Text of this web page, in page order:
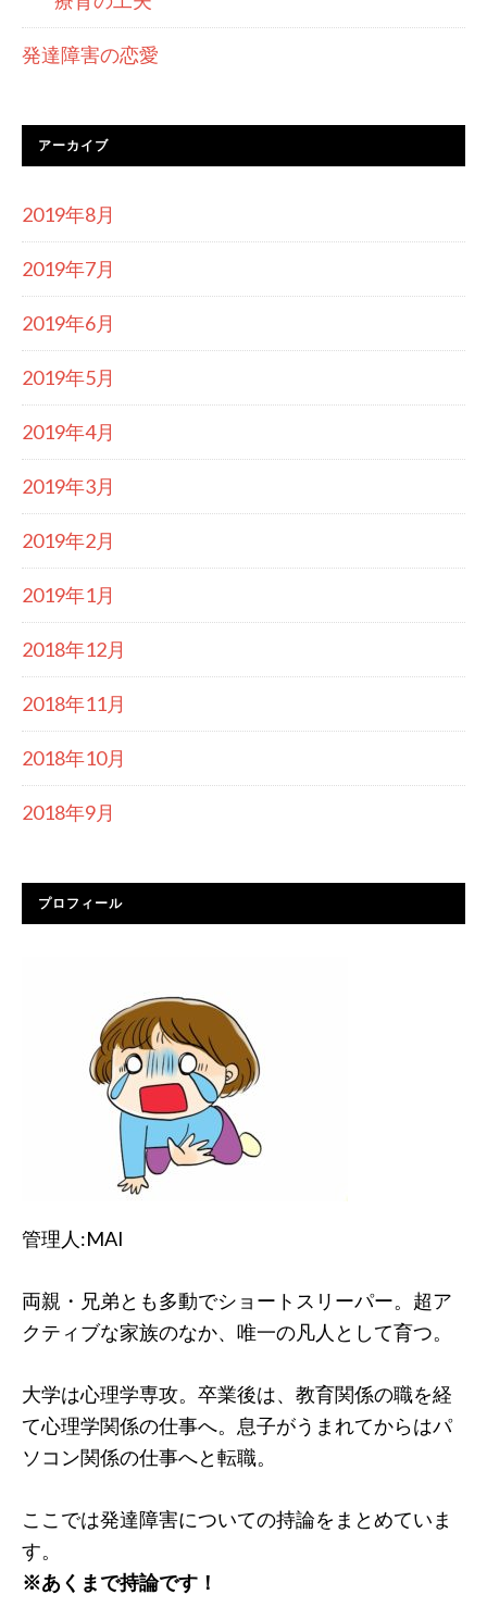
発達障害の恋愛
アーカイブ
2019年8月
2019年7月
2019年6月
2019年5月
2019年4月
2019年3月
2019年2月
2019年1月
2018年12月
2018年11月
2018年10月
2018年9月
プロフィール
管理人:MAI
両親・兄弟とも多動でショートスリーパー。超ア
クティブな家族のなか、唯一の凡人として育つ。
大学は心理学専攻。卒業後は、教育関係の職を経
て心理学関係の仕事へ。息子がうまれてからはパ
ソコン関係の仕事へと転職。
ここでは発達障害についての持論をまとめていま
す。
※あくまで持論です！